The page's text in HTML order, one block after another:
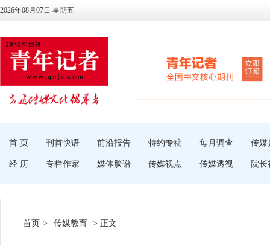
2026年08月07日 星期五
首 页 刊首快语 前沿报告 特约专稿 每月调查 传媒
经 历 专栏作家 媒体脸谱 传媒视点 传媒透视 院长
首页 > 传媒教育 > 正文